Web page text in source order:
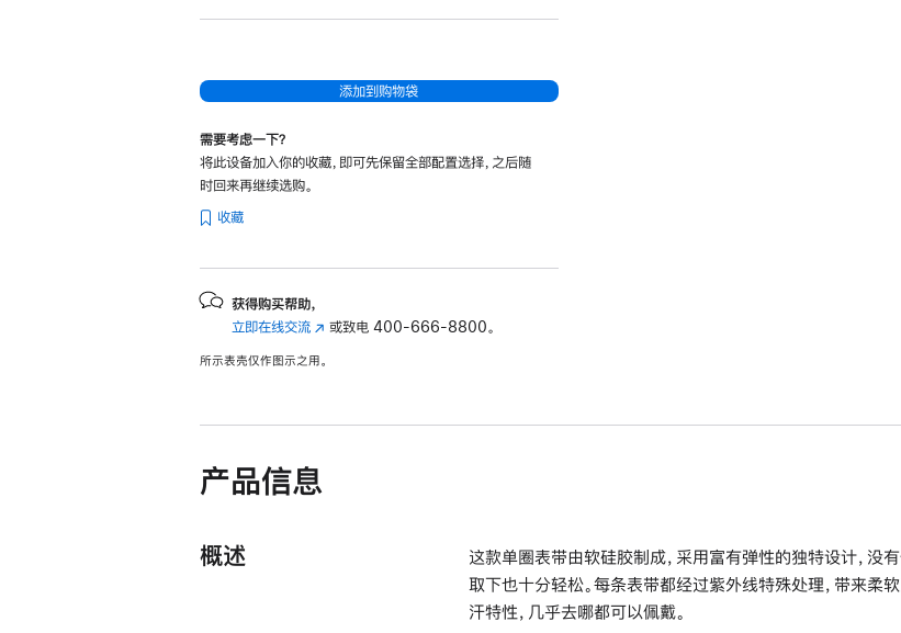
添加到购物袋
需要考虑一下？
将此设备加入你的收藏，即可先保留全部配置选择，之后随
时回来再继续选购。
收藏
获得购买帮助，
立即在线交流 (在 或致电400-666-8800。
所示表壳仅作图示之用。
产品信息
概述
这款单圈表带由软硅胶制成，采用富有弹性的独特设计，没
取下也十分轻松。每条表带都经过紫外线特殊处理，带来柔
汗特性，几乎去哪都可以佩戴。